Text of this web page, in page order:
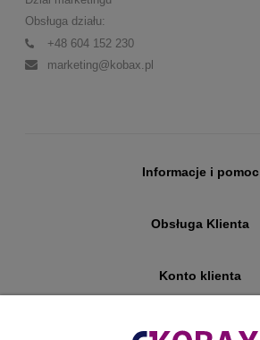
Obsługa działu:
+48 604 152 230
marketing@kobax.pl
Informacje i pomoc
Obsługa Klienta
Konto klienta
Płatności i dostawa